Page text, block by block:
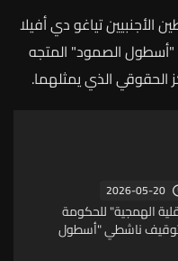
الأجنبيينتياغوديأفيلا
"أسطولالصمود" المتجه
الحقوقيالذييمثلهما.
2026-05-20
الهمجية" للحكومة
توقيف ناشطي "أسطول